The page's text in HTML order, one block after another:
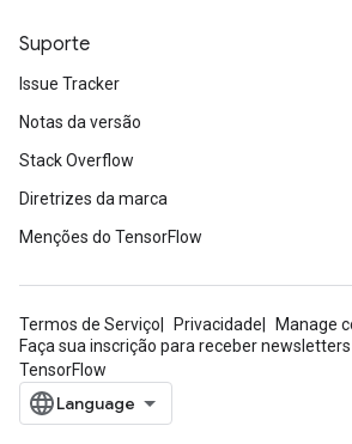
Suporte
Issue Tracker
Notas da versão
Stack Overflow
Diretrizes da marca
Menções do TensorFlow
Termos de Serviço Privacidade
Manage
Faça sua inscrição para receber
TensorFlow